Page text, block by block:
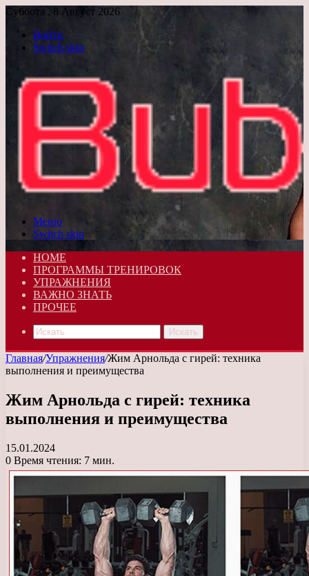
Суббота , 8 Август 2026
Войти
Switch skin
Меню
Switch skin
HOME
ПРОГРАММЫ ТРЕНИРОВОК
УПРАЖНЕНИЯ
ВАЖНО ЗНАТЬ
ПРОЧЕЕ
Искать
Главная/Упражнения/Жим Арнольда с гирей: техника
выполнения и преимущества
Жим Арнольда с гирей: техника
выполнения и преимущества
15.01.2024
0 Время чтения: 7 мин.